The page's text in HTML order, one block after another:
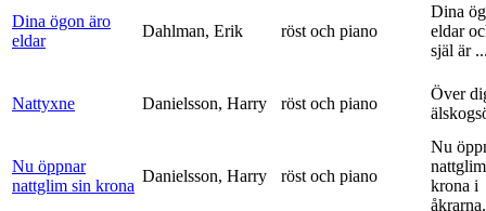
Dina ögon äro
eldar
Dahlman, Erik röst och piano
Dina
eldar
själ är
Nattyxne Danielsson, Harry röst och piano
Över
Nu öppnar
nattglim sin krona
Danielsson, Harry röst och piano
Nu
krona i